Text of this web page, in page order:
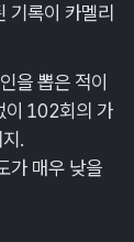
기록이 카멜리
을 뽑은 적이
이 102회의 가
.
가 매우 낮을